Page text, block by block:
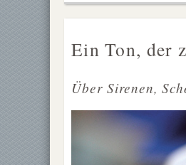
Ein Ton, der
Über Sirenen,